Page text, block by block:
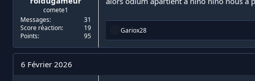
comete1
Messages
31
Score réaction
19
Points
95
R
a
c
Gariox28
6 Février 2026